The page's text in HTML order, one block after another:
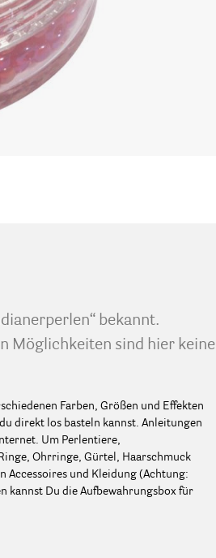
bekannt.
Möglichkeiten sind hier keine
Farben, Größen und Effekten
direkt los basteln kannst. Anleitungen
Um Perlentiere,
Ohrringe, Gürtel, Haarschmuck
Accessoires und Kleidung (Achtung:
kannst Du die Aufbewahrungsbox für